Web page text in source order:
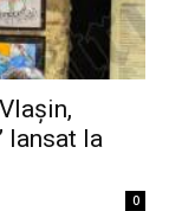
lansat la
0